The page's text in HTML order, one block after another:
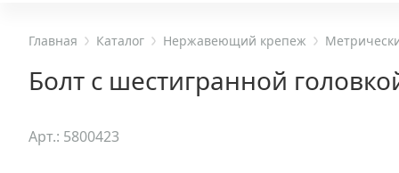
трех-
Главная Каталог Нержавеющий крепеж
Болт с шестигранной
Арт.: 5800423